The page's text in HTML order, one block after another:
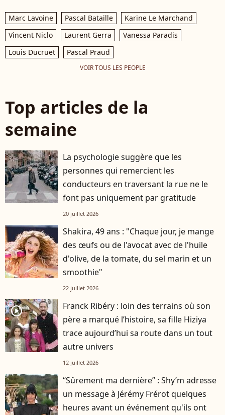
Marc Lavoine Pascal Bataille
Karine Le Marchand
Vincent Niclo
Laurent Gerra
Vanessa Paradis
Louis Ducruet
Pascal Praud
VOIR TOUS LES PEOPLE
Top articles de la
semaine
La psychologie suggère que les
personnes qui remercient les
conducteurs en traversant la rue ne le
font pas uniquement par gratitude
20 juillet 2026
Shakira, 49 ans : "Chaque jour, je mange
des œufs ou de l'avocat avec de l'huile
d'olive, de la tomate, du sel marin et un
smoothie"
22 juillet 2026
player2
Franck Ribéry : loin des terrains où son
père a marqué l’histoire, sa fille Hiziya
trace aujourd’hui sa route dans un tout
autre univers
12 juillet 2026
“Sûrement ma dernière” : Shy’m adresse
un message à Jérémy Frérot quelques
heures avant un événement qu'ils ont